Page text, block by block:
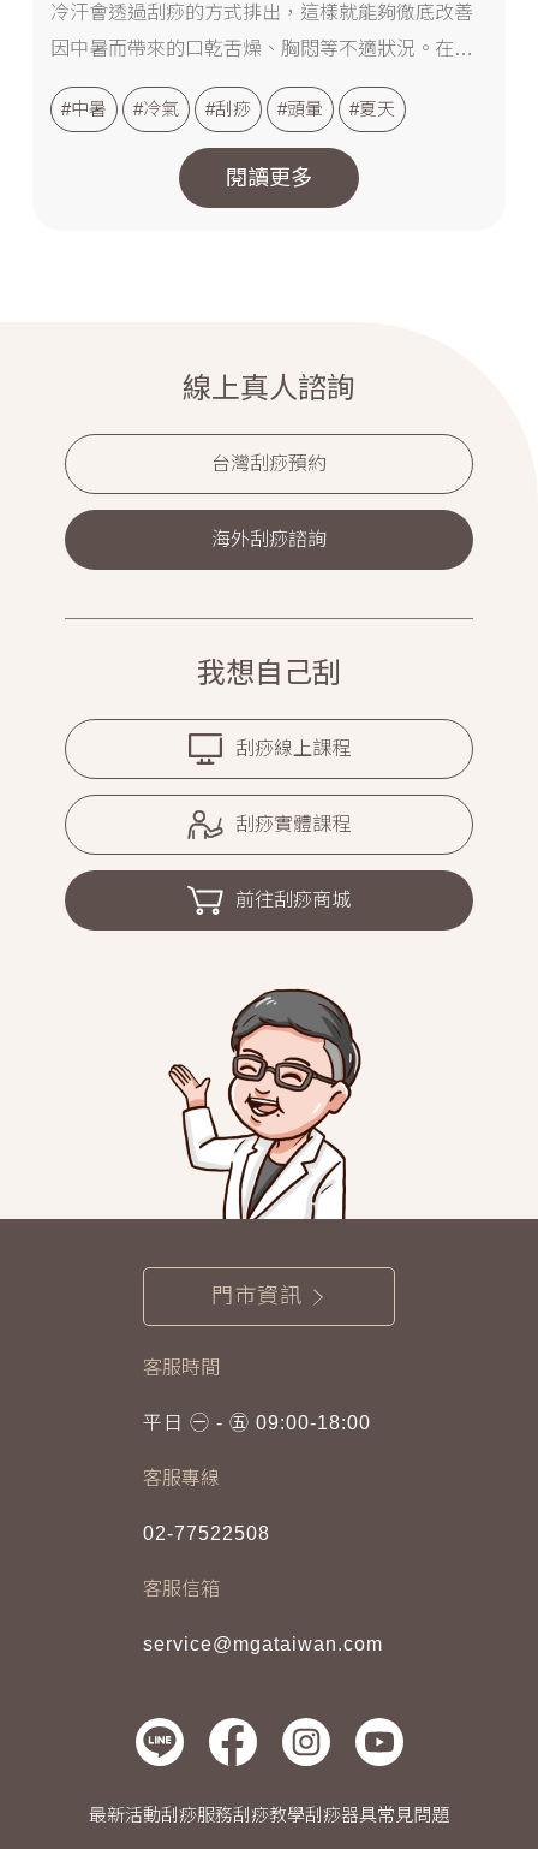
冷汗會透過刮痧的方式排出，這樣就能夠徹底改善
因中暑而帶來的口乾舌燥、胸悶等不適狀況。在這
個全球暖化的時代，中暑已經成為常態，掌握自救
的技能變得尤為重要。...
#中暑 #冷氣 #刮痧 #頭暈 #夏天
閱讀更多
線上真人諮詢
台灣刮痧預約
海外刮痧諮詢
我想自己刮
刮痧線上課程
刮痧實體課程
前往刮痧商城
門市資訊
客服時間
平日 ㊀ - ㊄ 09:00-18:00
客服專線
02-77522508
客服信箱
service@mgataiwan.com
最新活動刮痧服務刮痧教學刮痧器具常見問題